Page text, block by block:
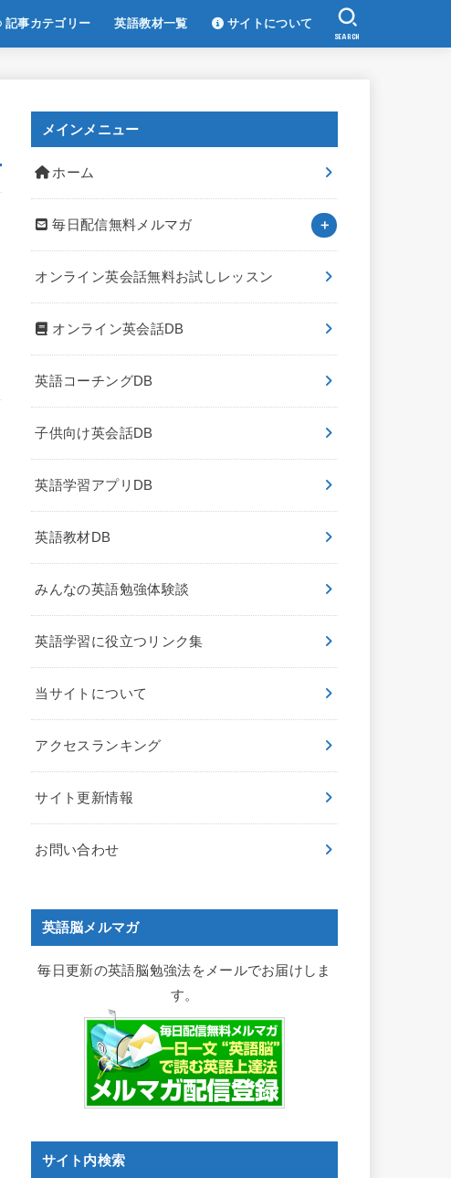
記事カテゴリー 英語教材一覧 サイトについて
SEARCH
メインメニュー
ホーム
毎日配信無料メルマガ
オンライン英会話無料お試しレッスン
オンライン英会話DB
英語コーチングDB
子供向け英会話DB
英語学習アプリDB
英語教材DB
みんなの英語勉強体験談
英語学習に役立つリンク集
当サイトについて
アクセスランキング
サイト更新情報
お問い合わせ
英語脳メルマガ
毎日更新の英語脳勉強法をメールでお届けしま
す。
サイト内検索